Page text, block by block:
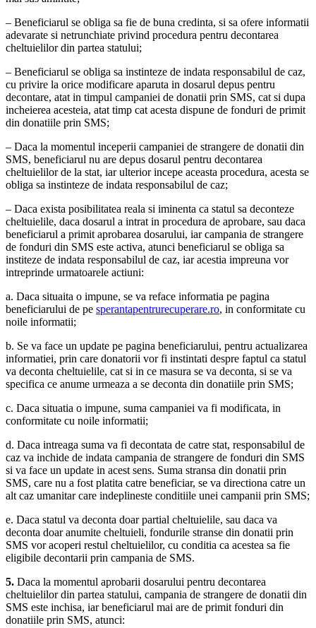
– Beneficiarul se obliga sa fie de buna credinta, si sa ofere informatii
adevarate si netrunchiate privind procedura pentru decontarea
cheltuielilor din partea statului;
– Beneficiarul se obliga sa instinteze de indata responsabilul de caz,
cu privire la orice modificare aparuta in dosarul depus pentru
decontare, atat in timpul campaniei de donatii prin SMS, cat si dupa
incheierea acesteia, atat timp cat acesta dispune de fonduri de primit
din donatiile prin SMS;
– Daca la momentul inceperii campaniei de strangere de donatii din
SMS, beneficiarul nu are depus dosarul pentru decontarea
cheltuielilor de la stat, iar ulterior incepe aceasta procedura, acesta se
obliga sa instinteze de indata responsabilul de caz;
– Daca exista posibilitatea reala si iminenta ca statul sa deconteze
cheltuielile, daca dosarul a intrat in procedura de aprobare, sau daca
beneficiarul a primit aprobarea dosarului, iar campania de strangere
de fonduri din SMS este activa, atunci beneficiarul se obliga sa
institeze de indata responsabilul de caz, iar acestia impreuna vor
intreprinde urmatoarele actiuni:
a. Daca situaita o impune, se va reface informatia pe pagina
beneficiarului de pe sperantapentrurecuperare.ro, in conformitate cu
noile informatii;
b. Se va face un update pe pagina beneficiarului, pentru actualizarea
informatiei, prin care donatorii vor fi instintati despre faptul ca statul
va deconta cheltuielile, cat si in ce masura se va deconta, si se va
specifica ce anume urmeaza a se deconta din donatiile prin SMS;
c. Daca situatia o impune, suma campaniei va fi modificata, in
conformitate cu noile informatii;
d. Daca intreaga suma va fi decontata de catre stat, responsabilul de
caz va inchide de indata campania de strangere de fonduri din SMS
si va face un update in acest sens. Suma stransa din donatii prin
SMS, care nu a fost platita catre beneficiar, se va directiona catre un
alt caz umanitar care indeplineste conditiile unei campanii prin SMS;
e. Daca statul va deconta doar partial cheltuielile, sau daca va
deconta doar anumite cheltuieli, fondurile stranse din donatii prin
SMS vor acoperi restul cheltuielilor, cu conditia ca acestea sa fie
eligibile decontarii prin campania de SMS.
5. Daca la momentul aprobarii dosarului pentru decontarea
cheltuielilor din partea statului, campania de strangere de donatii din
SMS este inchisa, iar beneficiarul mai are de primit fonduri din
donatiile prin SMS, atunci: